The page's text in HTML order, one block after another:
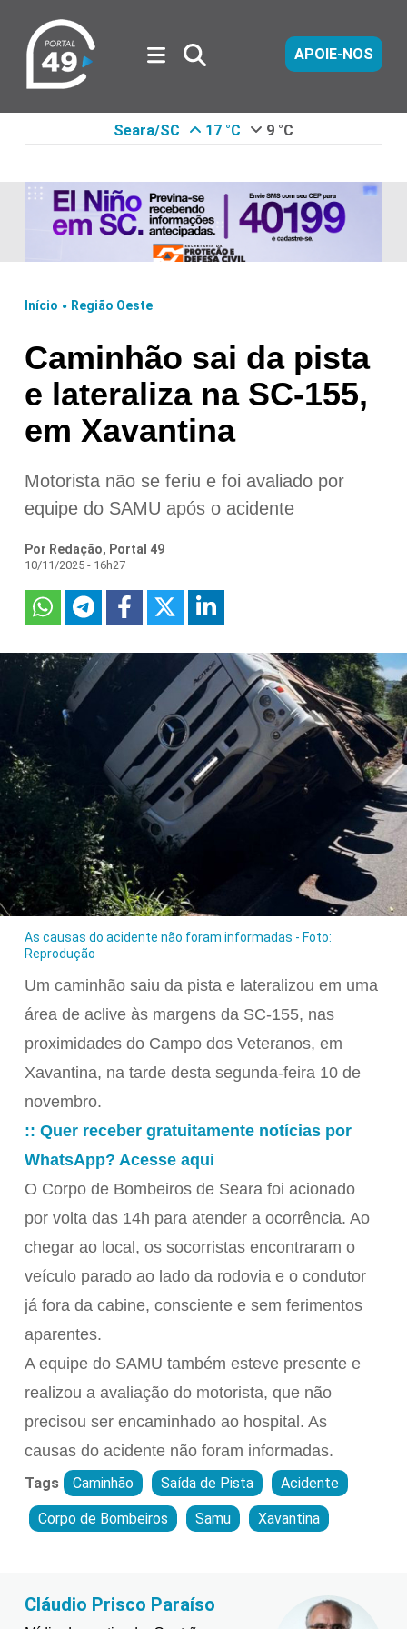
APOIE-NOS
Seara/SC 17 °C 9 °C
Início . Região Oeste
Caminhão sai da pista
e lateraliza na SC-155,
em Xavantina
Motorista não se feriu e foi avaliado por
equipe do SAMU após o acidente
Por Redação, Portal 49
10/11/2025 - 16h27
As causas do acidente não foram informadas - Foto:
Reprodução
Um caminhão saiu da pista e lateralizou em uma
área de aclive às margens da SC-155, nas
proximidades do Campo dos Veteranos, em
Xavantina, na tarde desta segunda-feira 10 de
novembro.
:: Quer receber gratuitamente notícias por
WhatsApp? Acesse aqui
O Corpo de Bombeiros de Seara foi acionado
por volta das 14h para atender a ocorrência. Ao
chegar ao local, os socorristas encontraram o
veículo parado ao lado da rodovia e o condutor
já fora da cabine, consciente e sem ferimentos
aparentes.
A equipe do SAMU também esteve presente e
realizou a avaliação do motorista, que não
precisou ser encaminhado ao hospital. As
causas do acidente não foram informadas.
Tags Caminhão Saída de Pista Acidente
Corpo de Bombeiros Samu Xavantina